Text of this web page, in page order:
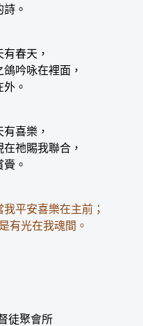
。
春天，
吟咏在裡面，
。
喜樂，
祂賜我聯合，
。
平安喜樂在主前；
有光在我魂間。
徒聚會所